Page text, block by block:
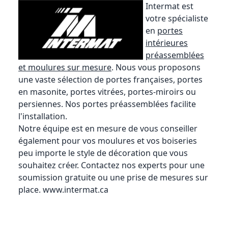
Intermat est
votre spécialiste
en portes
intérieures
préassemblées
et moulures sur mesure. Nous vous proposons
une vaste sélection de portes françaises, portes
en masonite, portes vitrées, portes-miroirs ou
persiennes. Nos portes préassemblées facilite
l'installation.
Notre équipe est en mesure de vous conseiller
également pour vos moulures et vos boiseries
peu importe le style de décoration que vous
souhaitez créer. Contactez nos experts pour une
soumission gratuite ou une prise de mesures sur
place. www.intermat.ca